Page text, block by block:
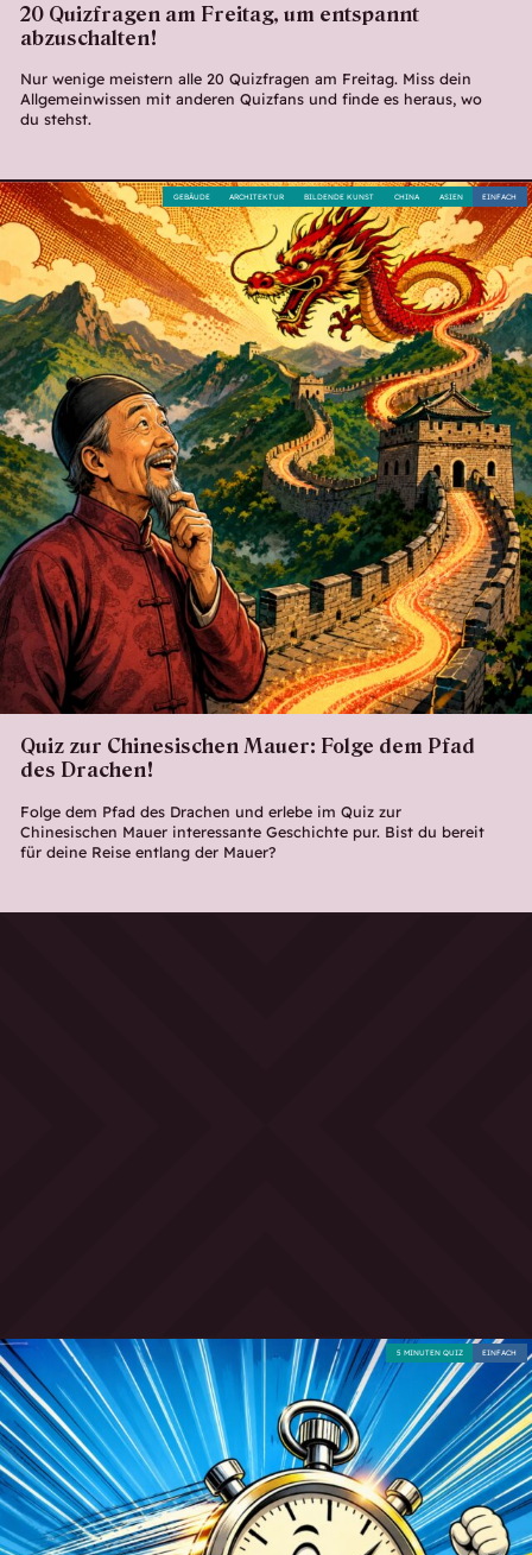
20 Quizfragen am Freitag, um entspannt
abzuschalten!
Nur wenige meistern alle 20 Quizfragen am Freitag. Miss dein
Allgemeinwissen mit anderen Quizfans und finde es heraus, wo
du stehst.
Quiz zur Chinesischen Mauer: Folge dem Pfad
des Drachen!
Folge dem Pfad des Drachen und erlebe im Quiz zur
Chinesischen Mauer interessante Geschichte pur. Bist du bereit
für deine Reise entlang der Mauer?
EINFACH
ASIEN
CHINA
BILDENDE KUNST
ARCHITEKTUR
GEBÄUDE
EINFACH
5 MINUTEN QUIZ